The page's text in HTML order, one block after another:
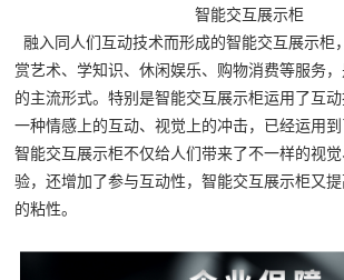
智能交互展示柜
融入同人们互动技术而形成的智能交互展示柜
赏艺术、学知识、休闲娱乐、购物消费等服务
的主流形式。特别是智能交互展示柜运用了互
一种情感上的互动、视觉上的冲击，已经运用到
智能交互展示柜不仅给人们带来了不一样的视
验，还增加了参与互动性，智能交互展示柜又
的粘性。